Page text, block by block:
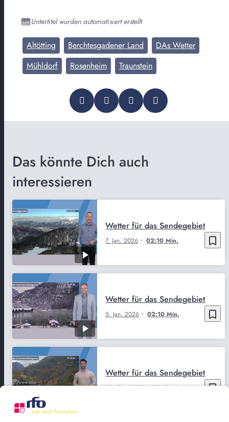
Untertitel wurden automatisiert erstellt
Altötting Berchtesgadener Land
DAs Wetter
Mühldorf
Rosenheim Traunstein
Das könnte Dich auch
interessieren
bookmark_border
7. Jan. 2026 02:10 Min.
Wetter für das Sendegebiet
bookmark_border
5. Jan. 2026 02:10 Min.
Wetter für das Sendegebiet
bookmark_border
28. Okt. 2025 02:11 Min.
Wetter für das Sendegebiet